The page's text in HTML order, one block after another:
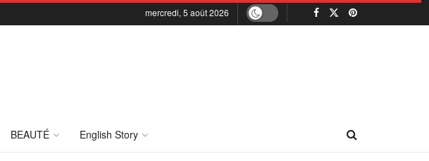
mercredi, 5 août 2026
BEAUTÉ English Story